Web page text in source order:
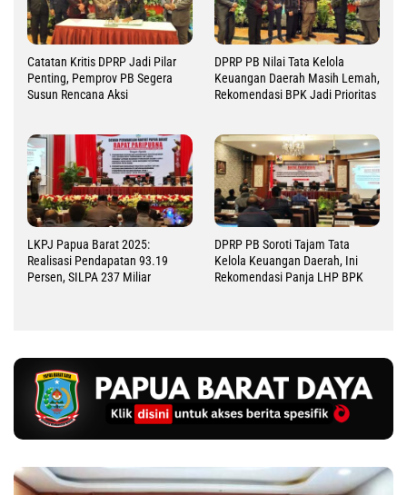
Catatan Kritis DPRP Jadi Pilar
Penting, Pemprov PB Segera
Susun Rencana Aksi
DPRP PB Nilai Tata Kelola
Keuangan Daerah Masih Lemah,
Rekomendasi BPK Jadi Prioritas
LKPJ Papua Barat 2025:
Realisasi Pendapatan 93.19
Persen, SILPA 237 Miliar
DPRP PB Soroti Tajam Tata
Kelola Keuangan Daerah, Ini
Rekomendasi Panja LHP BPK